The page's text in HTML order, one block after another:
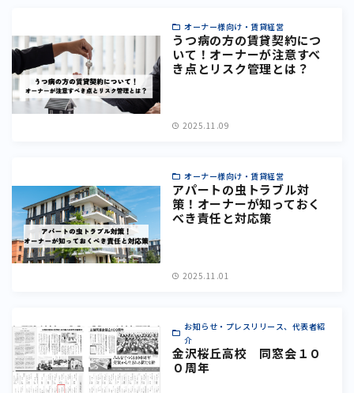
オーナー様向け・賃貸経営
うつ病の方の賃貸契約につ
いて！オーナーが注意すべ
き点とリスク管理とは？
2025.11.09
オーナー様向け・賃貸経営
アパートの虫トラブル対
策！オーナーが知っておく
べき責任と対応策
2025.11.01
お知らせ・プレスリリース、代表者紹
介
金沢桜丘高校 同窓会１０
０周年